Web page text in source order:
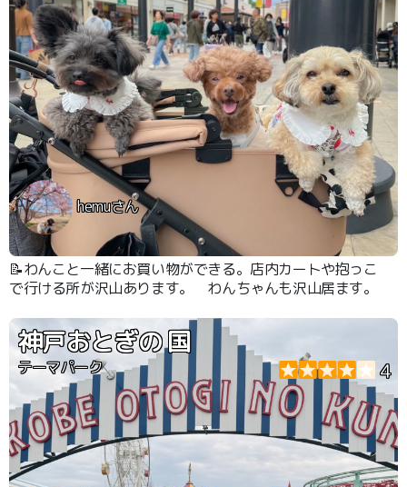
hemuさん
📝わんこと一緒にお買い物ができる。店内カートや抱っこ
で行ける所が沢山あります。 わんちゃんも沢山居ます。
神戸おとぎの 国
テーマパーク 4